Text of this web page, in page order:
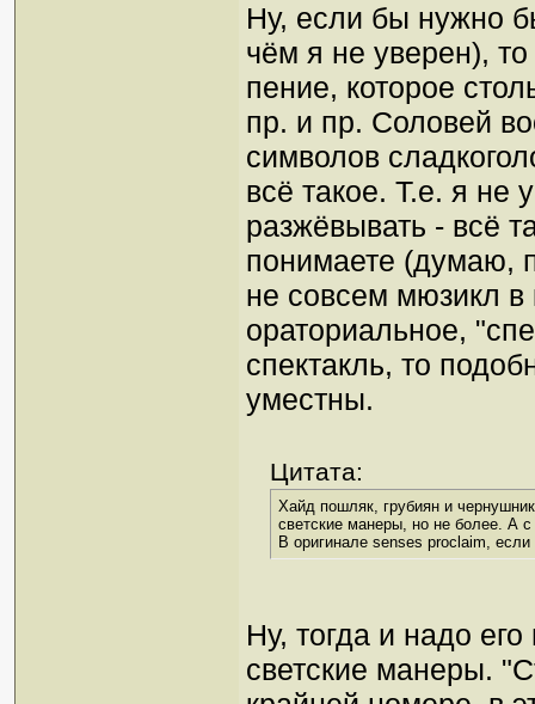
Ну, если бы нужно
чём я не уверен),
пение, которое
пр. и пр. Соловей
символов
всё такое. Т.е. я не
разжёвывать - всё
понимаете (думаю,
не совсем мюзикл в
ораториальное,
спектакль, то
уместны.
Цитата:
Хайд пошляк, грубиян и
светские манеры, но не более. А
В оригинале senses proclaim,
Ну, тогда и надо
светские манеры.